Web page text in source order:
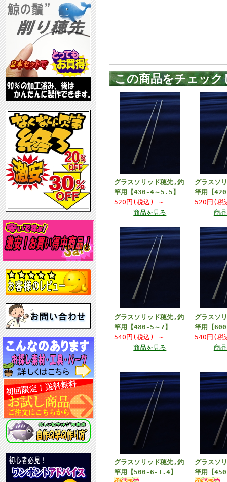
この商品をチェッ
グラスソリッド穂先,釣
竿用【430-4～5.5】
520円(税込)
～
商品を見る
グラスソ
竿用【
520円(
商
グラスソリッド穂先,釣
竿用【480-5～7】
540円(税込)
～
商品を見る
グラスソ
竿用【
540円(
商
グラスソリッド穂先,釣
竿用【500-6-1.4】
グラスソ
竿用【